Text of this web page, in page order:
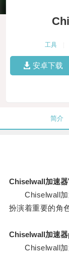
工具
安卓下载
简介
Chiselwall加速器
Chiselwall加
扮演着重要的角
Chiselwall加速
Chiselwall加